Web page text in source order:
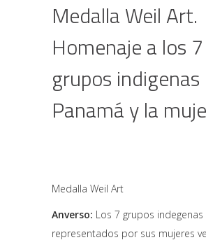
Medalla Weil Art.
Homenaje a los 7
grupos indigenas
Panamá y la
NUMISMÁTICA - NOTAFILIA -
GRUPOS INDIGENAS DE PANAMÁ Y
INDIGENA
Medalla Weil Art
Anverso: Los 7 grupos indegenas
representados por sus mujeres